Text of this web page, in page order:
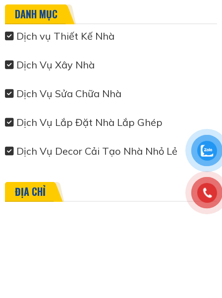
DANH MỤC
Dịch vụ Thiết Kế Nhà
Dịch Vụ Xây Nhà
Dịch Vụ Sửa Chữa Nhà
Dịch Vụ Lắp Đặt Nhà Lắp Ghép
Dịch Vụ Decor Cải Tạo Nhà Nhỏ Lẻ
ĐỊA CHỈ